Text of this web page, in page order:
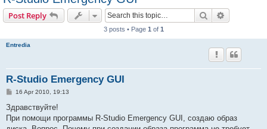
Post Reply Search
3 posts • Page 1 of 1
Entredia
R-Studio Emergency GUI
P
s
t
16 Apr 2010, 19:13
Здравствуйте!
При помощи программы R-Studio Emergency GUI, создаю образ